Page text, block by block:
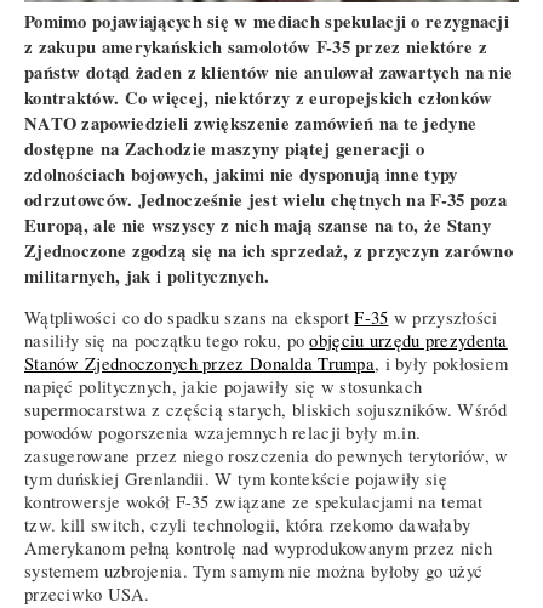
Pomimo pojawiających się w mediach spekulacji o rezygnacji
z zakupu amerykańskich samolotów F-35 przez niektóre z
państw dotąd żaden z klientów nie anulował zawartych na nie
kontraktów. Co więcej, niektórzy z europejskich członków
NATO zapowiedzieli zwiększenie zamówień na te jedyne
dostępne na Zachodzie maszyny piątej generacji o
zdolnościach bojowych, jakimi nie dysponują inne typy
odrzutowców. Jednocześnie jest wielu chętnych na F-35 poza
Europą, ale nie wszyscy z nich mają szanse na to, że Stany
Zjednoczone zgodzą się na ich sprzedaż, z przyczyn zarówno
militarnych, jak i politycznych.
Wątpliwości co do spadku szans na eksportF-35 w przyszłości
nasiliły się na początku tego roku, poobjęciu urzędu prezydenta
Stanów Zjednoczonych przez Donalda Trumpa, i były pokłosiem
napięć politycznych, jakie pojawiły się w stosunkach
supermocarstwa z częścią starych, bliskich sojuszników. Wśród
powodów pogorszenia wzajemnych relacji były m.in.
zasugerowane przez niego roszczenia do pewnych terytoriów, w
tym duńskiej Grenlandii. W tym kontekście pojawiły się
kontrowersje wokół F-35 związane ze spekulacjami na temat
tzw. kill switch, czyli technologii, która rzekomo dawałaby
Amerykanom pełną kontrolę nad wyprodukowanym przez nich
systemem uzbrojenia. Tym samym nie można byłoby go użyć
przeciwko USA.